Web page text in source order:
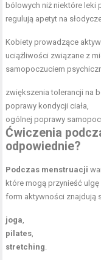
bólowych niż niektóre leki
regulują apetyt na
Kobiety prowadzące
uciążliwości związane z
samopoczuciem
zwiększenia tolerancji na
poprawy kondycji ciała,
ogólnej poprawy
Ćwiczenia
odpowiednie?
Podczas menstruacji
które mogą przynieść
form aktywności znajdują
joga,
pilates,
stretching.